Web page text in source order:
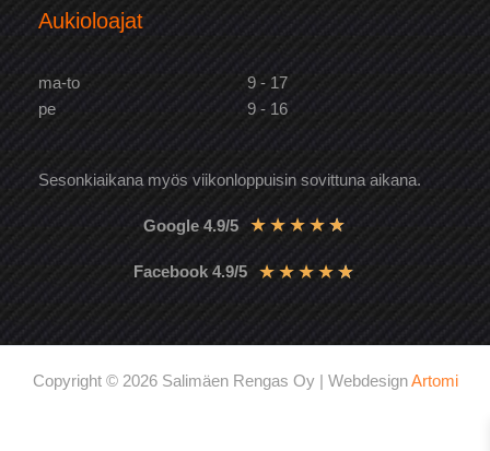
Aukioloajat
ma-to
9 - 17
pe
9 - 16
Sesonkiaikana myös viikonloppuisin sovittuna aikana.
Google 4.9/5 ★ ★ ★ ★ ★
Facebook 4.9/5 ★ ★★ ★ ★
Copyright © 2026 Salimäen Rengas Oy | WebdesignArtomi